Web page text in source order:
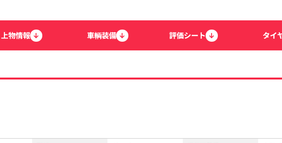
上物情報 ↓ 車輌装備 ↓ 評価シート ↓ タイ